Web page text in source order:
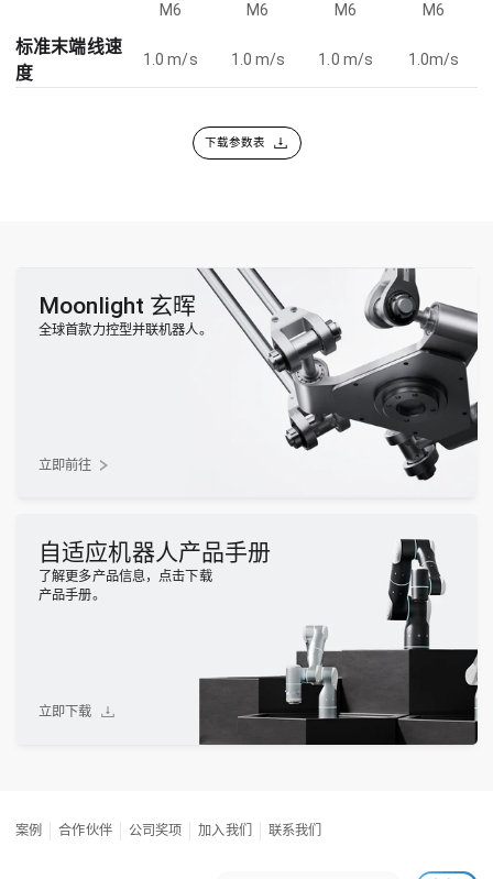
M6
M6
M6
M6
标准末端线速
度
1.0 m/s 1.0 m/s 1.0 m/s 1.0m/s
下载参数表
Moonlight 玄晖
全球首款力控型并联机器人。
立即前往
自适应机器人产品手册
了解更多产品信息，点击下载
产品手册。
立即下载
案例 合作伙伴 公司奖项 加入我们 联系我们